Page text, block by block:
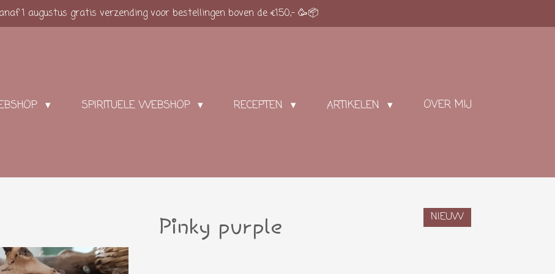
1 augustus gratis verzending voor bestellingen boven de €150,- 🥳📦
SPIRITUELE WEBSHOP RECEPTEN ARTIKELEN
OVER MIJ
Pinky purple NIEUW